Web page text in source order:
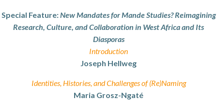
Special Feature:New Mandates for Mande Studies? Reimagining
Research, Culture, and Collaboration in West Africa and Its
Diasporas
Introduction
Joseph Hellweg
Identities, Histories, and Challenges of (Re)Naming
Maria Grosz-Ngaté